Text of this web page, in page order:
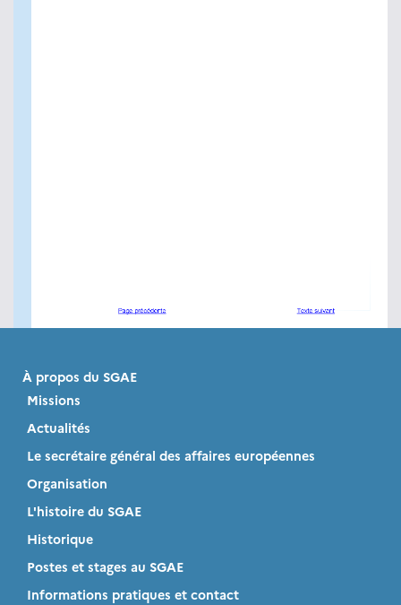
À propos du SGAE
Missions
Actualités
Le secrétaire général des affaires européennes
Organisation
L'histoire du SGAE
Historique
Postes et stages au SGAE
Informations pratiques et contact